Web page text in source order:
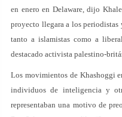
en enero en Delaware, dijo
proyecto llegara a los periodistas
tanto a islamistas como a
destacado activista palestino-
Los movimientos de Khashoggi
individuos de inteligencia y
representaban una motivo de